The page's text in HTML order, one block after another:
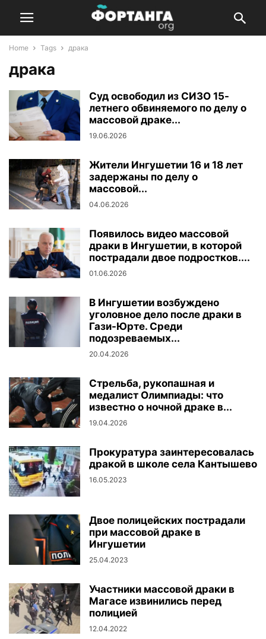
Home Tags драка
драка
Суд освободил из СИЗО 15-
летнего обвиняемого по делу о
массовой драке...
19.06.2026
Жители Ингушетии 16 и 18 лет
задержаны по делу о
массовой...
04.06.2026
Появилось видео массовой
драки в Ингушетии, в которой
пострадали двое подростков....
01.06.2026
В Ингушетии возбуждено
уголовное дело после драки в
Гази-Юрте. Среди
подозреваемых...
20.04.2026
Стрельба, рукопашная и
медалист Олимпиады: что
известно о ночной драке в...
19.04.2026
Прокуратура заинтересовалась
дракой в школе села Кантышево
16.05.2023
Двое полицейских пострадали
при массовой драке в
Ингушетии
25.04.2023
Участники массовой драки в
Магасе извинились перед
полицией
12.04.2022